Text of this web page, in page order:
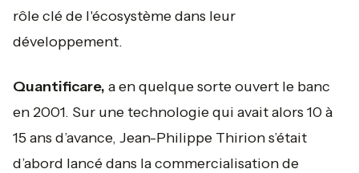
rôle clé de l'écosystème dans leur
développement.
Quantificare, a en quelque sorte ouvert le banc
en 2001. Sur une technologie qui avait alors 10 à
15 ans d’avance, Jean-Philippe Thirion s’était
d’abord lancé dans la commercialisation de